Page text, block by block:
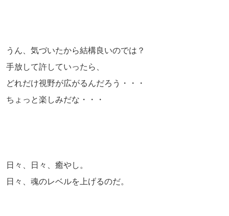
うん、気づいたから結構良いのでは？
手放して許していったら、
どれだけ視野が広がるんだろう・・・
ちょっと楽しみだな・・・
日々、日々、癒やし。
日々、魂のレベルを上げるのだ。